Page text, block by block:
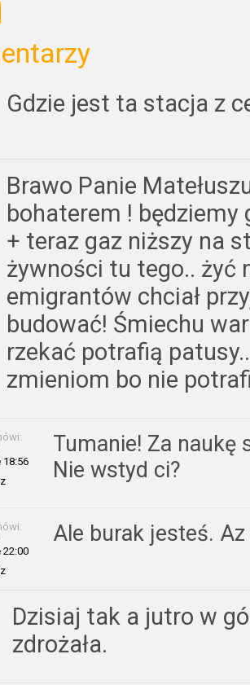
Gdzie jest ta stacja z
Brawo Panie
bohaterem ! będziemy
+ teraz gaz niższy na
żywności tu tego.. żyć
emigrantów chciał
budować! Śmiechu
rzekać potrafią
zmieniom bo nie
Tumanie! Za naukę
Nie wstyd ci?
Ale burak jesteś.
Dzisiaj tak a jutro w
zdrożała.